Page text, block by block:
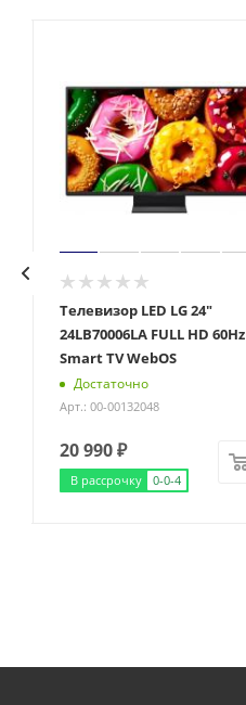
Телевизор LED LG 24"
24LB70006LA FULL HD 60Hz
Smart TV WebOS
Достаточно
Арт.: 00-00132048
20 990₽
В рассрочку 0-0-4